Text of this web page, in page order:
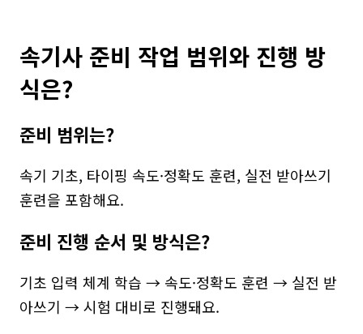
속기사 준비 작업 범위와 진행 방
식은?
준비 범위는?
속기 기초, 타이핑 속도·정확도 훈련, 실전 받아쓰기
훈련을 포함해요.
준비 진행 순서 및 방식은?
기초 입력 체계 학습 → 속도·정확도 훈련 → 실전 받
아쓰기 → 시험 대비로 진행돼요.